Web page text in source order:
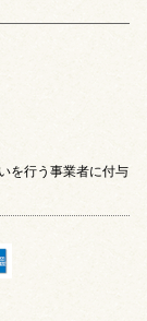
を行う事業者に付与